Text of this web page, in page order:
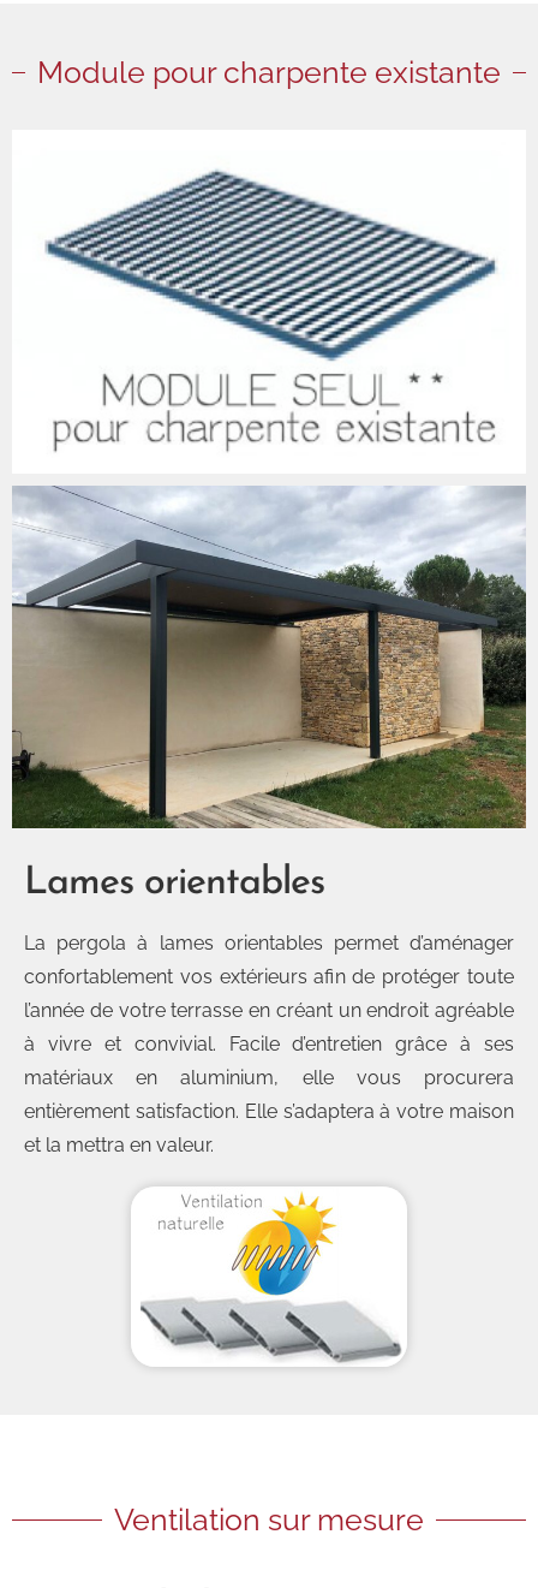
Module pour charpente existante
Lames orientables
La pergola à lames orientables permet d’aménager
confortablement vos extérieurs afin de protéger toute
l’année de votre terrasse en créant un endroit agréable
à vivre et convivial. Facile d’entretien grâce à ses
matériaux en aluminium, elle vous procurera
entièrement satisfaction. Elle s’adaptera à votre maison
et la mettra en valeur.
Ventilation sur mesure